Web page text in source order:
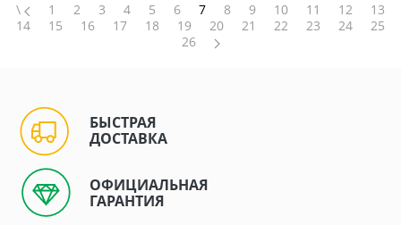
\ 1 2 3 4 5 6 7 8 9 10 11 12
13
14
15 16 17 18 19 20 21 22 23 24
25
26
БЫСТРАЯ
ДОСТАВКА
ОФИЦИАЛЬНАЯ
ГАРАНТИЯ